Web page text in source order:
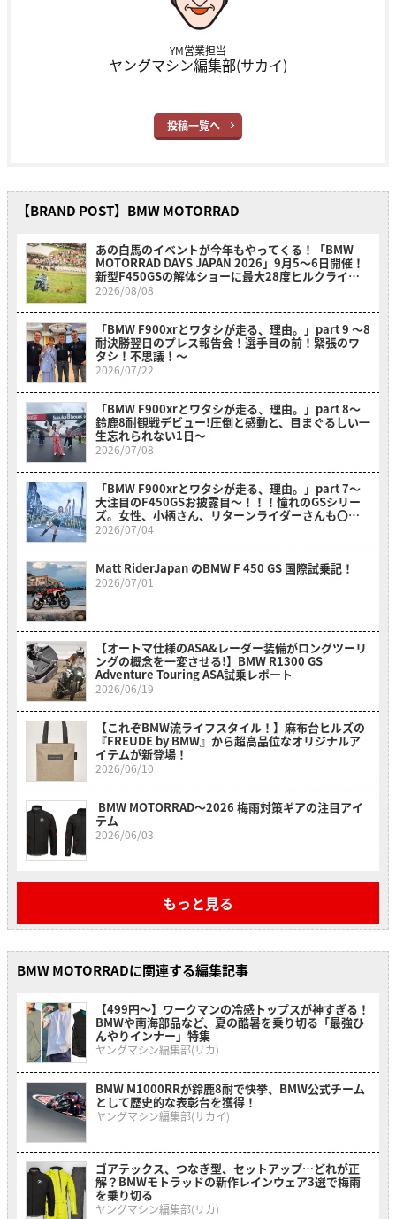
YM営業担当
ヤングマシン編集部(サカイ)
投稿一覧へ
【BRAND POST】BMW MOTORRAD
あの白馬のイベントが今年もやってくる！「BMW
MOTORRAD DAYS JAPAN 2026」9月5〜6日開催！
新型F450GSの解体ショーに最大28度ヒルクライム
も必見！
2026/08/08
「BMW F900xrとワタシが走る、理由。」part 9 〜8
耐決勝翌日のプレス報告会！選手目の前！緊張のワ
タシ！不思議！〜
2026/07/22
「BMW F900xrとワタシが走る、理由。」part 8〜
鈴鹿8耐観戦デビュー!圧倒と感動と、目まぐるしい一
生忘れられない1日〜
2026/07/08
「BMW F900xrとワタシが走る、理由。」part 7～
大注目のF450GSお披露目～！！！憧れのGSシリー
ズ。女性、小柄さん、リターンライダーさんも〇〇
のおかげでスイスイ乗れそうだ？！～
2026/07/04
Matt RiderJapan のBMW F 450 GS 国際試乗記！
2026/07/01
【オートマ仕様のASA&レーダー装備がロングツーリ
ングの概念を一変させる!】BMW R1300 GS
Adventure Touring ASA試乗レポート
2026/06/19
【これぞBMW流ライフスタイル！】麻布台ヒルズの
『FREUDE by BMW』から超高品位なオリジナルア
イテムが新登場！
2026/06/10
BMW MOTORRAD〜2026 梅雨対策ギアの注目アイ
テム
2026/06/03
もっと見る
BMW MOTORRADに関連する編集記事
【499円〜】ワークマンの冷感トップスが神すぎる！
BMWや南海部品など、夏の酷暑を乗り切る「最強ひ
んやりインナー」特集
ヤングマシン編集部(リカ)
BMW M1000RRが鈴鹿8耐で快挙、BMW公式チーム
として歴史的な表彰台を獲得！
ヤングマシン編集部(サカイ)
ゴアテックス、つなぎ型、セットアップ…どれが正
解？BMWモトラッドの新作レインウェア3選で梅雨
を乗り切る
ヤングマシン編集部(リカ)